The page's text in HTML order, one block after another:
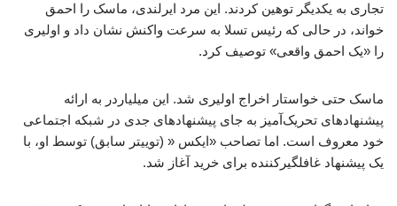
تجاری به یکدیگر توهین کردند. این مرد ایرلندی، ماسک را احمق
خواند، در حالی که رئیس تسلا به سرعت واکنش نشان داد و اولیری
را «یک احمق واقعی» توصیف کرد.
ماسک حتی خواستار اخراج اولیری شد. این میلیاردر به ارائه
پیشنهادهای تحریک‌آمیز به جای پیشنهادهای جدی در شبکه اجتماعی
خود معروف است. اما تصاحب «ایکس « (توییتر سابق) توسط او، با
یک پیشنهاد غافلگیرکننده برای خرید آغاز شد.